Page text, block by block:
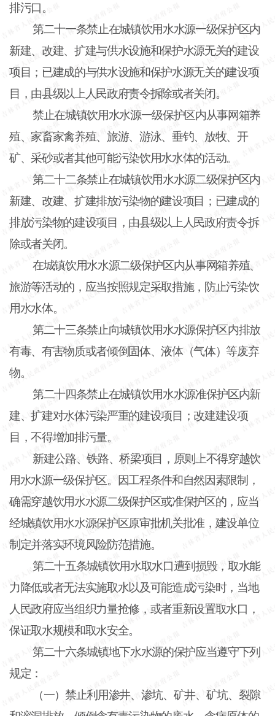
排污口。
第二十一条禁止在城镇饮用水水源一级保护区内
新建、改建、扩建与供水设施和保护水源无关的建设
项目；已建成的与供水设施和保护水源无关的建设项
目，由县级以上人民政府责令拆除或者关闭。
禁止在城镇饮用水水源一级保护区内从事网箱养
殖、家畜家禽养殖、旅游、游泳、垂钓、放牧、开
矿、采砂或者其他可能污染饮用水水体的活动。
第二十二条禁止在城镇饮用水水源二级保护区内
新建、改建、扩建排放污染物的建设项目；已建成的
排放污染物的建设项目，由县级以上人民政府责令拆
除或者关闭。
在城镇饮用水水源二级保护区内从事网箱养殖、
旅游等活动的，应当按照规定采取措施，防止污染饮
用水水体。
第二十三条禁止向城镇饮用水水源保护区内排放
有毒、有害物质或者倾倒固体、液体（气体）等废弃
物。
第二十四条禁止在城镇饮用水水源准保护区内新
建、扩建对水体污染严重的建设项目；改建建设项
目，不得增加排污量。
新建公路、铁路、桥梁项目，原则上不得穿越饮
用水水源一级保护区。因工程条件和自然因素限制，
确需穿越饮用水水源二级保护区或准保护区的，应当
经城镇饮用水水源保护区原审批机关批准，建设单位
制定并落实环境风险防范措施。
第二十五条城镇饮用水取水口遭到损毁，取水能
力降低或者无法实施取水以及可能造成污染时，当地
人民政府应当组织力量抢修，或者重新设置取水口，
保证取水规模和取水安全。
第二十六条城镇地下水水源的保护应当遵守下列
规定：
（一）禁止利用渗井、渗坑、矿井、矿坑、裂隙